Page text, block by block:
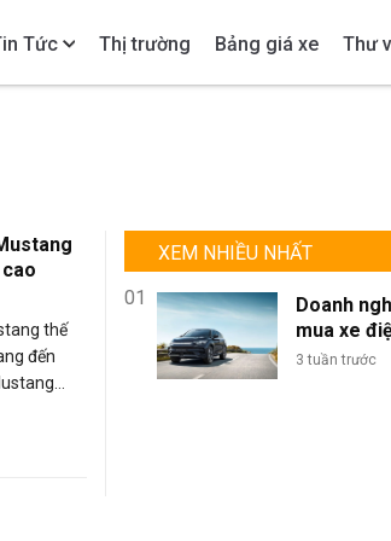
Tức Thị trường Bảng giá xe Thư
thế
đến
XEM NHIỀU NHẤT
01
Doanh
mua xe
lượng lớn:
3 tuần trước